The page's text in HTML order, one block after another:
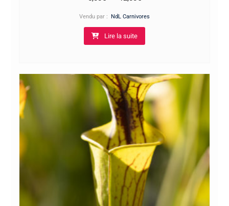
Vendu par : NdL Carnivores
Lire la suite